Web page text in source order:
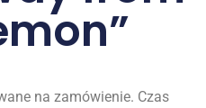
na zamówienie. Czas